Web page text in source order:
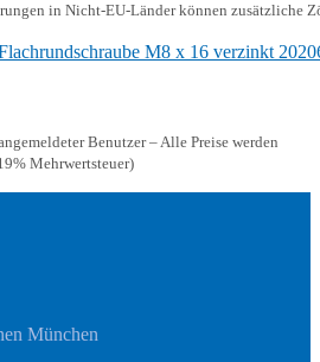
in Nicht-EU-Länder können zusätzliche
Benutzer – Alle Preise werden
Mehrwertsteuer)